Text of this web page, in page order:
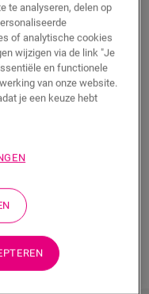
bij je stijl en
kamer
te analyseren, delen op
of analytische cookies
wijzigen via de link "Je
en functionele
van onze website.
je een keuze hebt